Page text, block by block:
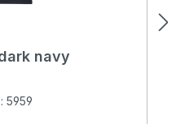
navy
5959